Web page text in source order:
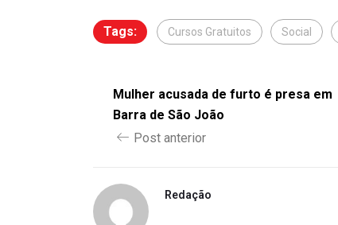
Tags: Cursos Gratuitos Social
Mulher acusada de furto é presa em
Barra de São João
Post anterior
Redação